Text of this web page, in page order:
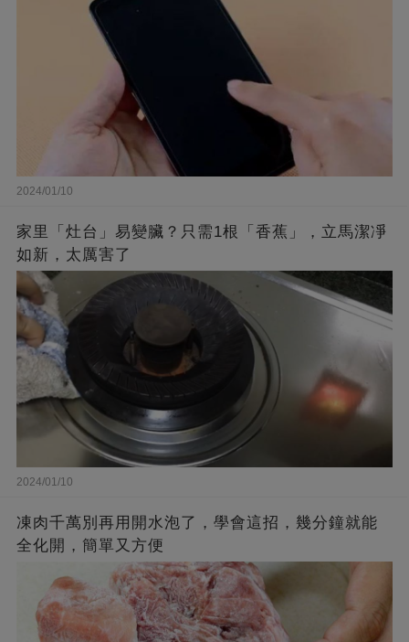
2024/01/10
家里「灶台」易變臟？只需1根「香蕉」，立馬潔凈
如新，太厲害了
2024/01/10
凍肉千萬別再用開水泡了，學會這招，幾分鐘就能
全化開，簡單又方便